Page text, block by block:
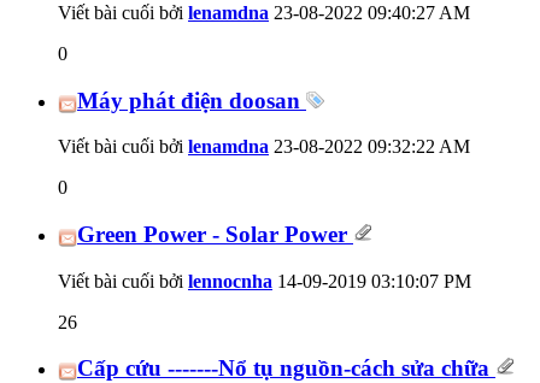
Viết bài cuối bởi lenamdna 23-08-2022 09:40:27 AM
0
Máy phát điện doosan
Viết bài cuối bởi lenamdna 23-08-2022 09:32:22 AM
0
Green Power - Solar Power
Viết bài cuối bởi lennocnha 14-09-2019 03:10:07 PM
26
Cấp cứu -------Nổ tụ nguồn-cách sửa chữa